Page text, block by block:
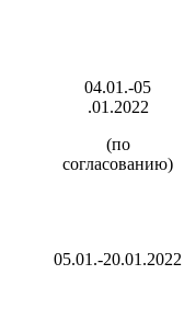
04.01.-05
.01.2022
(по
согласованию)
05.01.-20.01.2022